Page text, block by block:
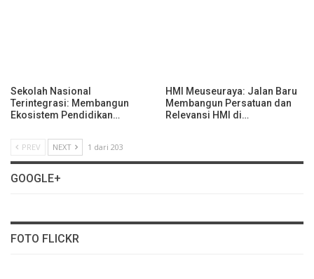
Sekolah Nasional
Terintegrasi: Membangun
Ekosistem Pendidikan…
HMI Meuseuraya: Jalan Baru
Membangun Persatuan dan
Relevansi HMI di…
PREV NEXT 1 dari 203
GOOGLE+
FOTO FLICKR